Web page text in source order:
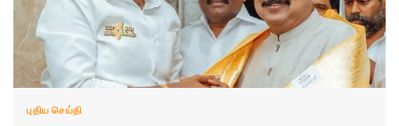
புதிய செய்தி